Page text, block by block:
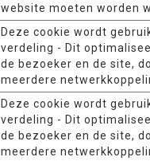
website moeten worden
Deze cookie wordt
verdeling - Dit
de bezoeker en de site,
meerdere
Deze cookie wordt
verdeling - Dit
de bezoeker en de site,
meerdere